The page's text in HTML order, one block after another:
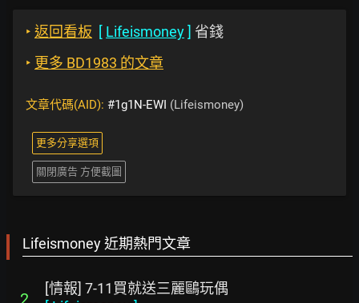
‣ 返回看板 [ Lifeismoney] 省錢
‣ 更多 BD1983 的文章
文章代碼(AID): #1g1N-EWI (Lifeismoney)
更多分享選項
關閉廣告 方便截圖
Lifeismoney 近期熱門文章
2
[情報] 7-11買就送三麗鷗玩偶